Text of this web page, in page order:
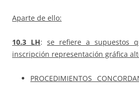
Aparte de ello:
10.3 LH: se refiere a supuestos
inscripción representación gráfica
PROCEDIMIENTOS